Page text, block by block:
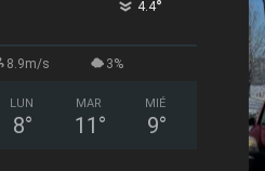
4.4°
8.9m/s 3%
LUN
8°
MAR
11 °
MIÉ
9°